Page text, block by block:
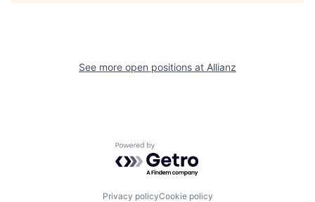
See more open positions at Allianz
Powered by Getro.com
Privacy policyCookie policy